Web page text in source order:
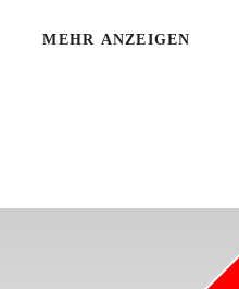
MEHR ANZEIGEN